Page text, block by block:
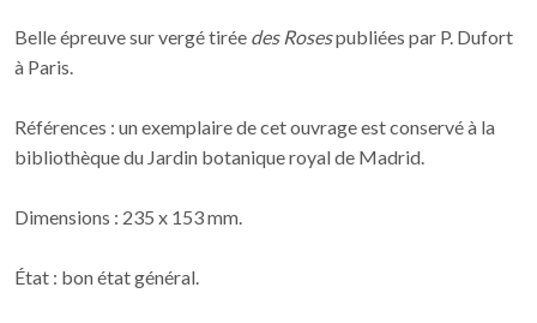
Belle épreuve sur vergé tirée des Rosespubliées par P. Dufort
à Paris.
Références : un exemplaire de cet ouvrage est conservé à la
bibliothèque du Jardin botanique royal de Madrid.
Dimensions : 235 x 153 mm.
État : bon état général.